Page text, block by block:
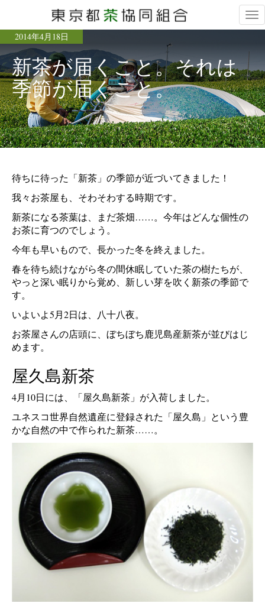
2014年4月18日
新茶が届くこと。それは
季節が届くこと。
待ちに待った「新茶」の季節が近づいてきました！
我々お茶屋も、そわそわする時期です。
新茶になる茶葉は、まだ茶畑……。今年はどんな個性の
お茶に育つのでしょう。
今年も早いもので、長かった冬を終えました。
春を待ち続けながら冬の間休眠していた茶の樹たちが、
やっと深い眠りから覚め、新しい芽を吹く新茶の季節で
す。
いよいよ5月2日は、八十八夜。
お茶屋さんの店頭に、ぼちぼち鹿児島産新茶が並びはじ
めます。
屋久島新茶
4月10日には、「屋久島新茶」が入荷しました。
ユネスコ世界自然遺産に登録された「屋久島」という豊
かな自然の中で作られた新茶……。